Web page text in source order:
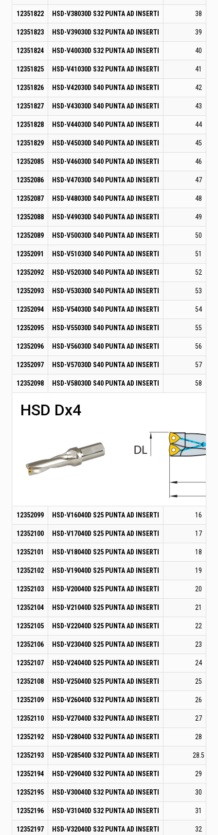
12351822 HSD-V38030D S32 PUNTA AD INSERTI 38
12351823 HSD-V39030D S32 PUNTA AD INSERTI 39
12351824 HSD-V40030D S32 PUNTA AD INSERTI 40
12351825 HSD-V41030D S32 PUNTA AD INSERTI 41
12351826 HSD-V42030D S40 PUNTA AD INSERTI 42
12351827 HSD-V43030D S40 PUNTA AD INSERTI 43
12351828 HSD-V44030D S40 PUNTA AD INSERTI 44
12351829 HSD-V45030D S40 PUNTA AD INSERTI 45
12352085 HSD-V46030D S40 PUNTA AD INSERTI 46
12352086 HSD-V47030D S40 PUNTA AD INSERTI 47
12352087 HSD-V48030D S40 PUNTA AD INSERTI 48
12352088 HSD-V49030D S40 PUNTA AD INSERTI 49
12352089 HSD-V50030D S40 PUNTA AD INSERTI 50
12352091 HSD-V51030D S40 PUNTA AD INSERTI 51
12352092 HSD-V52030D S40 PUNTA AD INSERTI 52
12352093 HSD-V53030D S40 PUNTA AD INSERTI 53
12352094 HSD-V54030D S40 PUNTA AD INSERTI 54
12352095 HSD-V55030D S40 PUNTA AD INSERTI 55
12352096 HSD-V56030D S40 PUNTA AD INSERTI 56
12352097 HSD-V57030D S40 PUNTA AD INSERTI 57
12352098 HSD-V58030D S40 PUNTA AD INSERTI 58
HSD Dx4
12352099 HSD-V16040D S25 PUNTA AD INSERTI 16
12352100 HSD-V17040D S25 PUNTA AD INSERTI 17
12352101 HSD-V18040D S25 PUNTA AD INSERTI 18
12352102 HSD-V19040D S25 PUNTA AD INSERTI 19
12352103 HSD-V20040D S25 PUNTA AD INSERTI 20
12352104 HSD-V21040D S25 PUNTA AD INSERTI 21
12352105 HSD-V22040D S25 PUNTA AD INSERTI 22
12352106 HSD-V23040D S25 PUNTA AD INSERTI 23
12352107 HSD-V24040D S25 PUNTA AD INSERTI 24
12352108 HSD-V25040D S25 PUNTA AD INSERTI 25
12352109 HSD-V26040D S32 PUNTA AD INSERTI 26
12352110 HSD-V27040D S32 PUNTA AD INSERTI 27
12352192 HSD-V28040D S32 PUNTA AD INSERTI 28
12352193 HSD-V28540D S32 PUNTA AD INSERTI 28.5
12352194 HSD-V29040D S32 PUNTA AD INSERTI 29
12352195 HSD-V30040D S32 PUNTA AD INSERTI 30
12352196 HSD-V31040D S32 PUNTA AD INSERTI 31
12352197 HSD-V32040D S32 PUNTA AD INSERTI 32